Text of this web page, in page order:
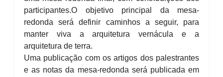
participantes.O objetivo principal da mesa-
redonda será definir caminhos a seguir, para
manter viva a arquitetura vernácula e a
arquitetura de terra.
Uma publicação com os artigos dos palestrantes
e as notas da mesa-redonda será publicada em